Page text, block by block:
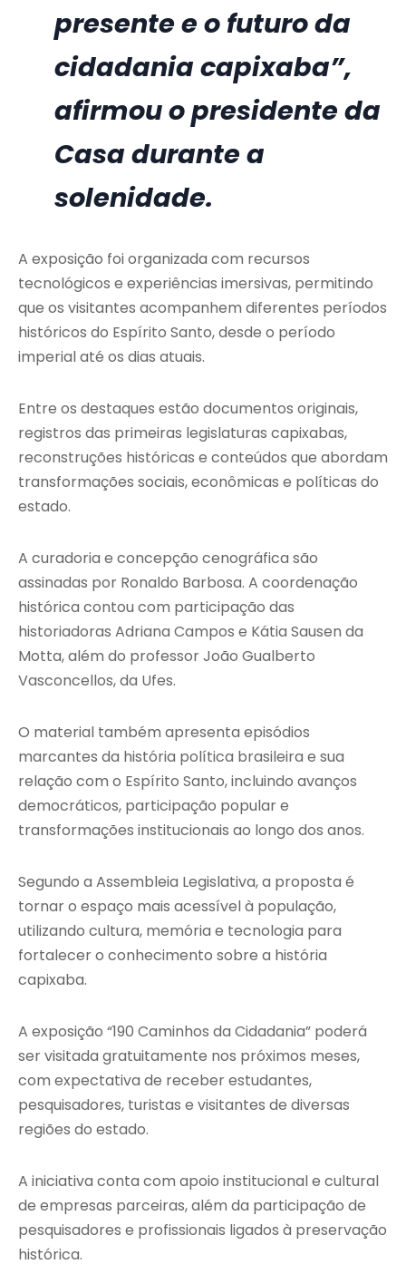
presente e o futuro da
cidadania capixaba”,
afirmou o presidente da
Casa durante a
solenidade.
A exposição foi organizada com recursos
tecnológicos e experiências imersivas, permitindo
que os visitantes acompanhem diferentes períodos
históricos do Espírito Santo, desde o período
imperial até os dias atuais.
Entre os destaques estão documentos originais,
registros das primeiras legislaturas capixabas,
reconstruções históricas e conteúdos que abordam
transformações sociais, econômicas e políticas do
estado.
A curadoria e concepção cenográfica são
assinadas por Ronaldo Barbosa. A coordenação
histórica contou com participação das
historiadoras Adriana Campos e Kátia Sausen da
Motta, além do professor João Gualberto
Vasconcellos, da Ufes.
O material também apresenta episódios
marcantes da história política brasileira e sua
relação com o Espírito Santo, incluindo avanços
democráticos, participação popular e
transformações institucionais ao longo dos anos.
Segundo a Assembleia Legislativa, a proposta é
tornar o espaço mais acessível à população,
utilizando cultura, memória e tecnologia para
fortalecer o conhecimento sobre a história
capixaba.
A exposição “190 Caminhos da Cidadania” poderá
ser visitada gratuitamente nos próximos meses,
com expectativa de receber estudantes,
pesquisadores, turistas e visitantes de diversas
regiões do estado.
A iniciativa conta com apoio institucional e cultural
de empresas parceiras, além da participação de
pesquisadores e profissionais ligados à preservação
histórica.